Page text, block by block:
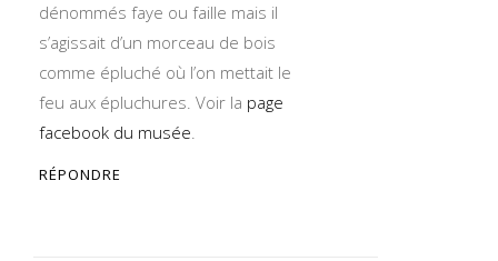
dénommés faye ou faille mais il
s’agissait d’un morceau de bois
comme épluché où l’on mettait le
feu aux épluchures. Voir la page
facebook du musée.
RÉPONDRE